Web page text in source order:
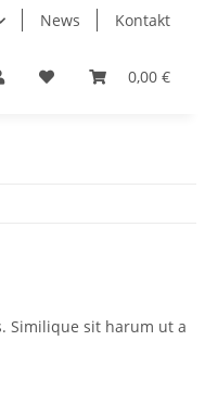
News Kontakt
0,00 €
Beispielseite
Similique sit harum ut a